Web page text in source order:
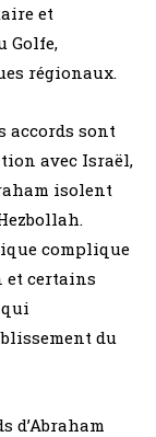
et
Golfe,
régionaux.
accords sont
avec Israël,
isolent
complique
et certains
qui
du
d’Abraham